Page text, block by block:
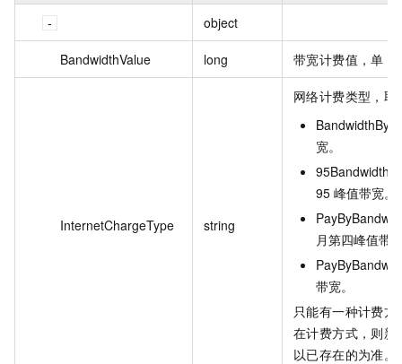
object
BandwidthValue long 带宽计费值，单
InternetChargeType string
网络计费类型，取
宽。
95 峰值带宽。
月第四峰值带
带宽。
只能有一种计费
在计费方式，则新
以已存在的为准。